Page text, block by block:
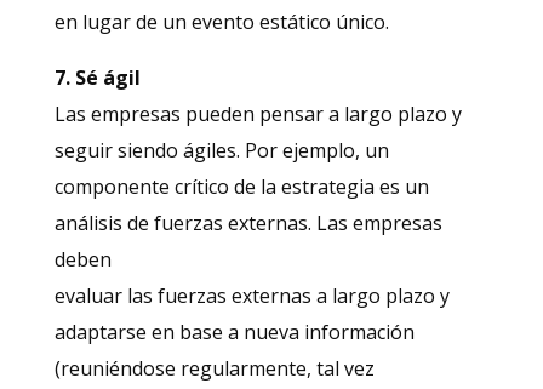
en lugar de un evento estático único.
7. Sé ágil
Las empresas pueden pensar a largo plazo y
seguir siendo ágiles. Por ejemplo, un
componente crítico de la estrategia es un
análisis de fuerzas externas. Las empresas
deben
evaluar las fuerzas externas a largo plazo y
adaptarse en base a nueva información
(reuniéndose regularmente, tal vez